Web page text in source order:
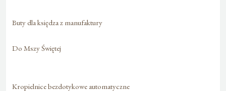
Buty dla księdza z manufaktury
Do Mszy Świętej
Kropielnice bezdotykowe automatyczne